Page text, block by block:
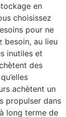
en
choisissez
pour ne
besoin, au lieu
inutiles et
des
achètent un
propulser dans
long terme de